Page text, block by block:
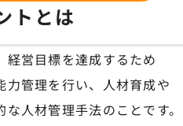
トとは
経営目標を達成するため
力管理を行い、人材育成や
人材管理手法のことです。